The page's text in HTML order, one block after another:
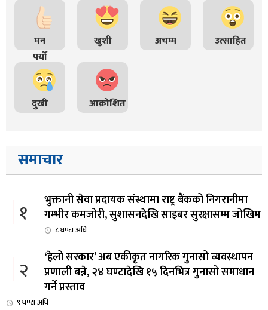
मन
पर्यो
खुशी अचम्म उत्साहित
दुखी आक्रोशित
समाचार
१
भुक्तानी सेवा प्रदायक संस्थामा राष्ट्र बैंकको निगरानीमा
गम्भीर कमजोरी, सुशासनदेखि साइबर सुरक्षासम्म जोखिम
८ घण्टा अघि
२
‘हेलो सरकार’ अब एकीकृत नागरिक गुनासो व्यवस्थापन
प्रणाली बन्ने, २४ घण्टादेखि १५ दिनभित्र गुनासो समाधान
गर्ने प्रस्ताव
९ घण्टा अघि